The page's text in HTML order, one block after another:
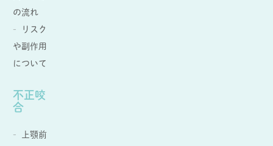
の流れ
リスク
や副作用
について
不正咬
合
上顎前